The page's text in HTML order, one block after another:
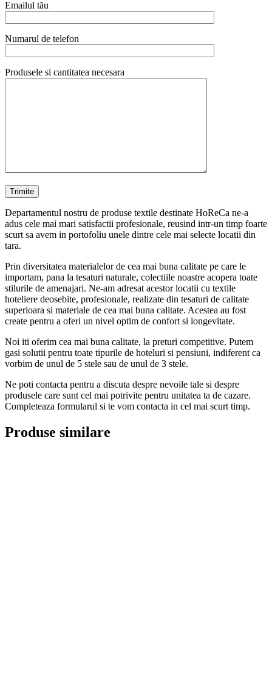
Emailul tău
Numarul de telefon
Produsele si cantitatea necesara
Departamentul nostru de produse textile destinate HoReCa ne-a
adus cele mai mari satisfactii profesionale, reusind intr-un timp foarte
scurt sa avem in portofoliu unele dintre cele mai selecte locatii din
tara.
Prin diversitatea materialelor de cea mai buna calitate pe care le
importam, pana la tesaturi naturale, colectiile noastre acopera toate
stilurile de amenajari. Ne-am adresat acestor locatii cu textile
hoteliere deosebite, profesionale, realizate din tesaturi de calitate
superioara si materiale de cea mai buna calitate. Acestea au fost
create pentru a oferi un nivel optim de confort si longevitate.
Noi iti oferim cea mai buna calitate, la preturi competitive. Putem
gasi solutii pentru toate tipurile de hoteluri si pensiuni, indiferent ca
vorbim de unul de 5 stele sau de unul de 3 stele.
Ne poti contacta pentru a discuta despre nevoile tale si despre
produsele care sunt cel mai potrivite pentru unitatea ta de cazare.
Completeaza formularul si te vom contacta in cel mai scurt timp.
Produse similare